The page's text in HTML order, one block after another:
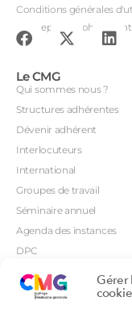
Gérer
Conditions générales
Conception : John
Le CMG
Qui sommes nous ?
Structures adhérentes
Dévenir adhérent
Interlocuteurs
International
Groupes de travail
Séminaire annuel
Agenda des instances
DPC
Orientations prioritaires